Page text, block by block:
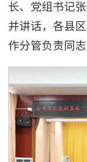
长、党组书记
并讲话，各县
作分管负责同志